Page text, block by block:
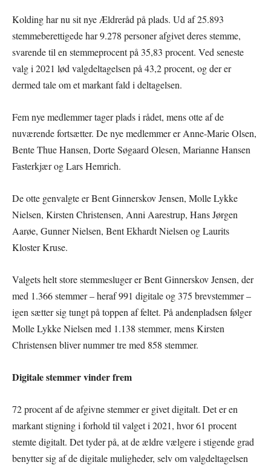
Kolding har nu sit nye Ældreråd på plads. Ud af 25.893
stemmeberettigede har 9.278 personer afgivet deres stemme,
svarende til en stemmeprocent på 35,83 procent. Ved seneste
valg i 2021 lød valgdeltagelsen på 43,2 procent, og der er
dermed tale om et markant fald i deltagelsen.
Fem nye medlemmer tager plads i rådet, mens otte af de
nuværende fortsætter. De nye medlemmer er Anne-Marie Olsen,
Bente Thue Hansen, Dorte Søgaard Olesen, Marianne Hansen
Fasterkjær og Lars Hemrich.
De otte genvalgte er Bent Ginnerskov Jensen, Molle Lykke
Nielsen, Kirsten Christensen, Anni Aarestrup, Hans Jørgen
Aarøe, Gunner Nielsen, Bent Ekhardt Nielsen og Laurits
Kloster Kruse.
Valgets helt store stemmesluger er Bent Ginnerskov Jensen, der
med 1.366 stemmer – heraf 991 digitale og 375 brevstemmer –
igen sætter sig tungt på toppen af feltet. På andenpladsen følger
Molle Lykke Nielsen med 1.138 stemmer, mens Kirsten
Christensen bliver nummer tre med 858 stemmer.
Digitale stemmer vinder frem
72 procent af de afgivne stemmer er givet digitalt. Det er en
markant stigning i forhold til valget i 2021, hvor 61 procent
stemte digitalt. Det tyder på, at de ældre vælgere i stigende grad
benytter sig af de digitale muligheder, selv om valgdeltagelsen